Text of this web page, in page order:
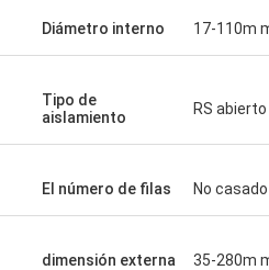
Diámetro interno 17-110m
Tipo de
aislamiento
RS
El número de filas No casado
dimensión externa 35-280m